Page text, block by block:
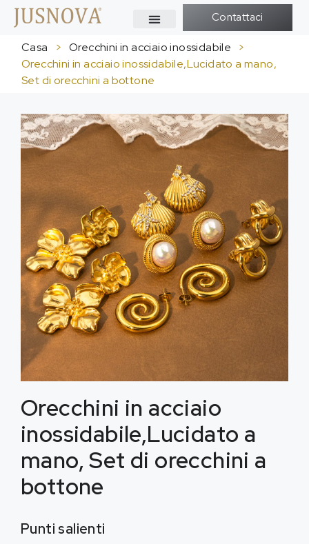
Contattaci
Casa > Orecchini in acciaio inossidabile
>
Orecchini in acciaio inossidabile,Lucidato a mano,
Set di orecchini a bottone
Orecchini in acciaio
inossidabile,Lucidato a
mano, Set di orecchini a
bottone
Punti salienti